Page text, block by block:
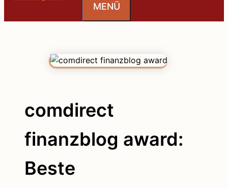
MENÜ
comdirect
finanzblog award:
Beste